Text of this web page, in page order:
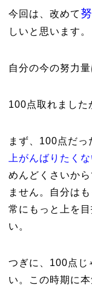
今回は、改めて
しいと思います。
自分の今の努力
100点取れました
まず、100点だっ
上がんばりたく
めんどくさいか
ません。自分は
常にもっと上を
い。
つぎに、100点じ
い。この時期に